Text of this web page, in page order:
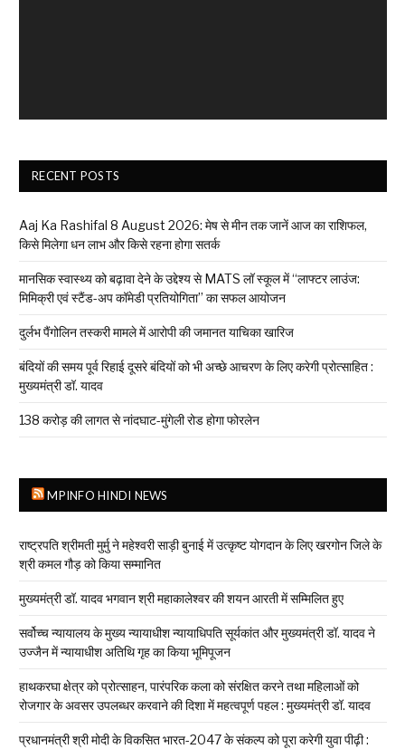
RECENT POSTS
Aaj Ka Rashifal 8 August 2026: मेष से मीन तक जानें आज का राशिफल,
किसे मिलेगा धन लाभ और किसे रहना होगा सतर्क
मानसिक स्वास्थ्य को बढ़ावा देने के उद्देश्य से MATS लॉ स्कूल में “लाफ्टर लाउंज:
मिमिक्री एवं स्टैंड-अप कॉमेडी प्रतियोगिता” का सफल आयोजन
दुर्लभ पैंगोलिन तस्करी मामले में आरोपी की जमानत याचिका खारिज
बंदियों की समय पूर्व रिहाई दूसरे बंदियों को भी अच्छे आचरण के लिए करेगी प्रोत्साहित :
मुख्यमंत्री डॉ. यादव
138 करोड़ की लागत से नांदघाट-मुंगेली रोड होगा फोरलेन
MPINFO HINDI NEWS
राष्ट्रपति श्रीमती मुर्मु ने महेश्वरी साड़ी बुनाई में उत्कृष्ट योगदान के लिए खरगोन जिले के
श्री कमल गौड़ को किया सम्मानित
मुख्यमंत्री डॉ. यादव भगवान श्री महाकालेश्‍वर की शयन आरती में सम्मिलित हुए
सर्वोच्च न्यायालय के मुख्‍य न्‍यायाधीश न्यायाधिपति सूर्यकांत और मुख्यमंत्री डॉ. यादव ने
उज्जैन में न्यायाधीश अतिथि गृह का किया भूमिपूजन
हाथकरघा क्षेत्र को प्रोत्साहन, पारंपरिक कला को संरक्षित करने तथा महिलाओं को
रोजगार के अवसर उपलब्धर करवाने की दिशा में महत्वपूर्ण पहल : मुख्यमंत्री डॉ. यादव
प्रधानमंत्री श्री मोदी के विकसित भारत-2047 के संकल्प को पूरा करेगी युवा पीढ़ी :